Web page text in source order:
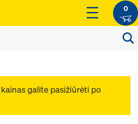
0
galite pasižiūrėti po